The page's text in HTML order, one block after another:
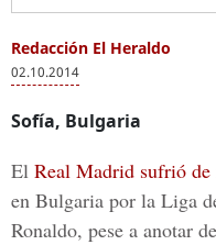
Redacción El Heraldo
02.10.2014
Sofía, Bulgaria
El Real Madrid sufrió
en Bulgaria por la Liga
Ronaldo, pese a anotar